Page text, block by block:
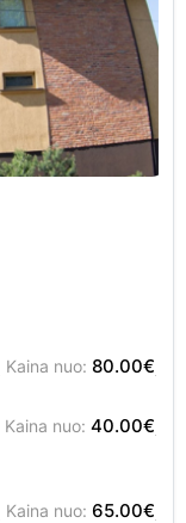
Kaina nuo: 80.00€
Kaina nuo: 40.00€
Kaina nuo: 65.00€